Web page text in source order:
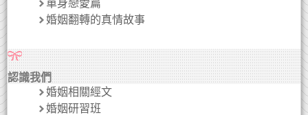
單身戀愛篇
婚姻翻轉的真情故事
認識我們
婚姻相關經文
婚姻研習班